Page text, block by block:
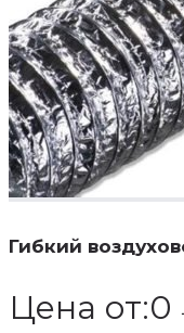
Гибкий
Цена от:0